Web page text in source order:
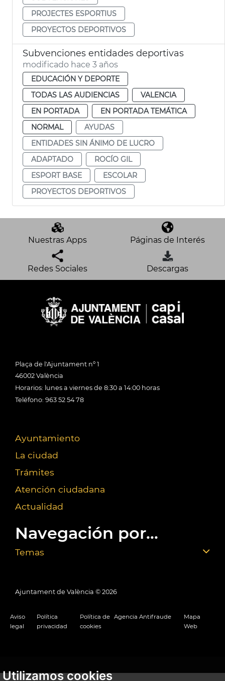
Utilizamos cookies
PROJECTES ESPORTIUS
PROYECTOS DEPORTIVOS
Subvenciones entidades deportivas
modificado hace 3 años
EDUCACIÓN Y DEPORTE
TODAS LAS AUDIENCIAS
VALENCIA
EN PORTADA
EN PORTADA TEMÁTICA
NORMAL
AYUDAS
ENTIDADES SIN ÁNIMO DE LUCRO
ADAPTADO
ROCÍO GIL
ESPORT BASE
ESCOLAR
PROYECTOS DEPORTIVOS
Nuestras Apps Páginas de Interés
Redes Sociales Descargas
Plaça de l'Ajuntament nº 1
46002 València
Horarios: lunes a viernes de 8:30 a 14:00 horas
Teléfono: 963 52 54 78
Ayuntamiento
La ciudad
Trámites
Atención ciudadana
Actualidad
Navegación por...
Temas
Ajuntament de València © 2026
Aviso
legal
Política
privacidad
Política de
cookies
Agencia Antifraude
Mapa
Web